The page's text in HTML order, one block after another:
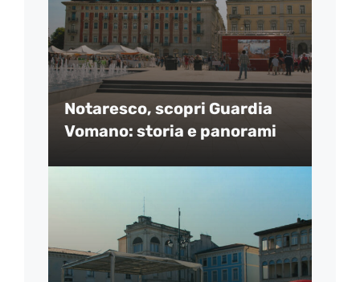
Notaresco, scopri Guardia
Vomano: storia e panorami